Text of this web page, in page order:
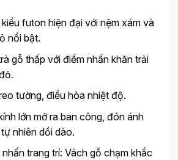
futon hiện đại với nệm xám và
nổi bật.
gỗ thấp với điểm nhấn khăn trải
tường, điều hòa nhiệt độ.
lớn mở ra ban công, đón ánh
nhiên dồi dào.
trang trí: Vách gỗ chạm khắc